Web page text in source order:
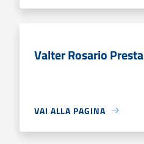
Valter Rosario Presta
VAI ALLA PAGINA